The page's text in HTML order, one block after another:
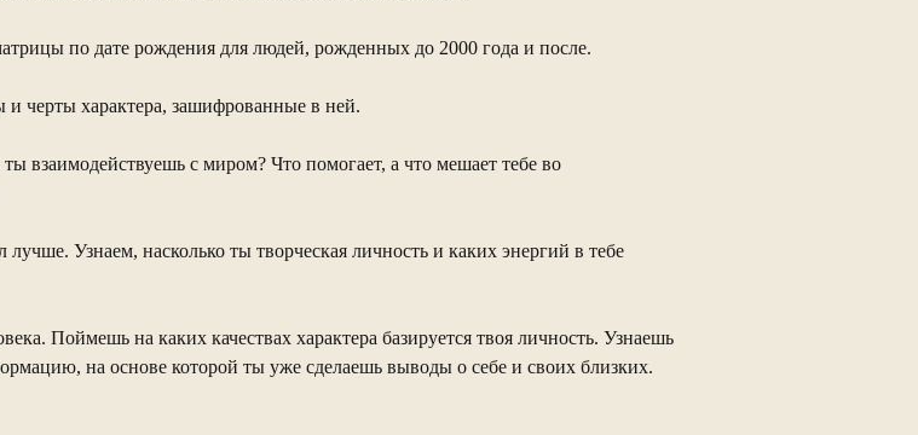
по дате рождения для людей, рожденных до 2000 года и после.
черты характера, зашифрованные в ней.
взаимодействуешь с миром? Что помогает, а что мешает тебе во
Узнаем, насколько ты творческая личность и каких энергий в тебе
Поймешь на каких качествах характера базируется твоя личность. Узнаешь
на основе которой ты уже сделаешь выводы о себе и своих близких.